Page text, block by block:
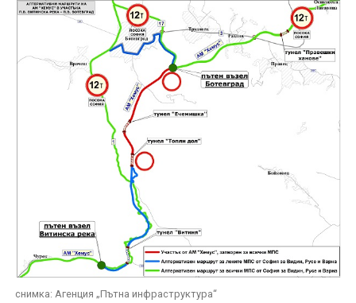
снимка: Агенция „Пътна инфраструктура“